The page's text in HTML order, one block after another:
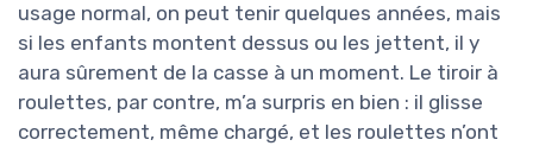
usage normal, on peut tenir quelques années, mais
si les enfants montent dessus ou les jettent, il y
aura sûrement de la casse à un moment. Le tiroir à
roulettes, par contre, m’a surpris en bien : il glisse
correctement, même chargé, et les roulettes n’ont